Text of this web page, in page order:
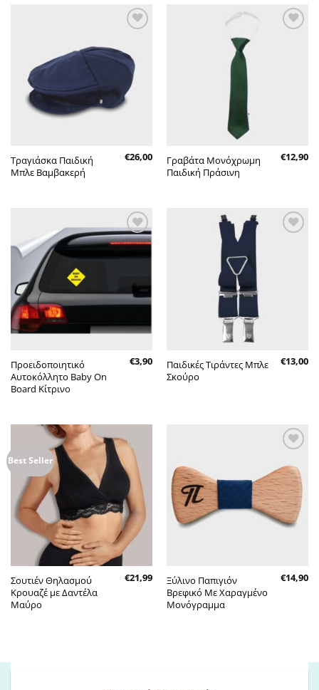
στην λίστα
επιθυμητών
Τραγιάσκα Παιδική
Μπλε Βαμβακερή
€26,00
Γραβάτα Μονόχρωμη
Παιδική Πράσινη
€12,90
Πρόσθήκη
Προειδοποιητικό
Αυτοκόλλητο Baby On
Board Κίτρινο
€3,90
επιθυμητών
Παιδικές Τιράντες Μπλε
Σκούρο
€13,00
Best Seller
Πρόσθήκη
στην λίστα
επιθυμητών
Σουτιέν Θηλασμού
Κρουαζέ με Δαντέλα
Μαύρο
€21,99
στην λίστα
επιθυμητών
Ξύλινο Παπιγιόν
Βρεφικό Με Χαραγμένο
Μονόγραμμα
€14,90